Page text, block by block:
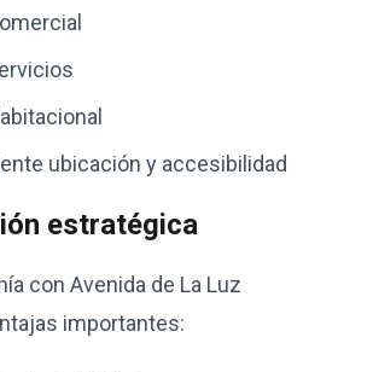
ubicación y accesibilidad
estratégica
con Avenida de La Luz
importantes: